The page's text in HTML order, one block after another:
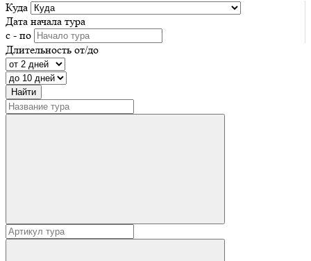
Куда
Дата начала тура
с - по
Длительность от/до